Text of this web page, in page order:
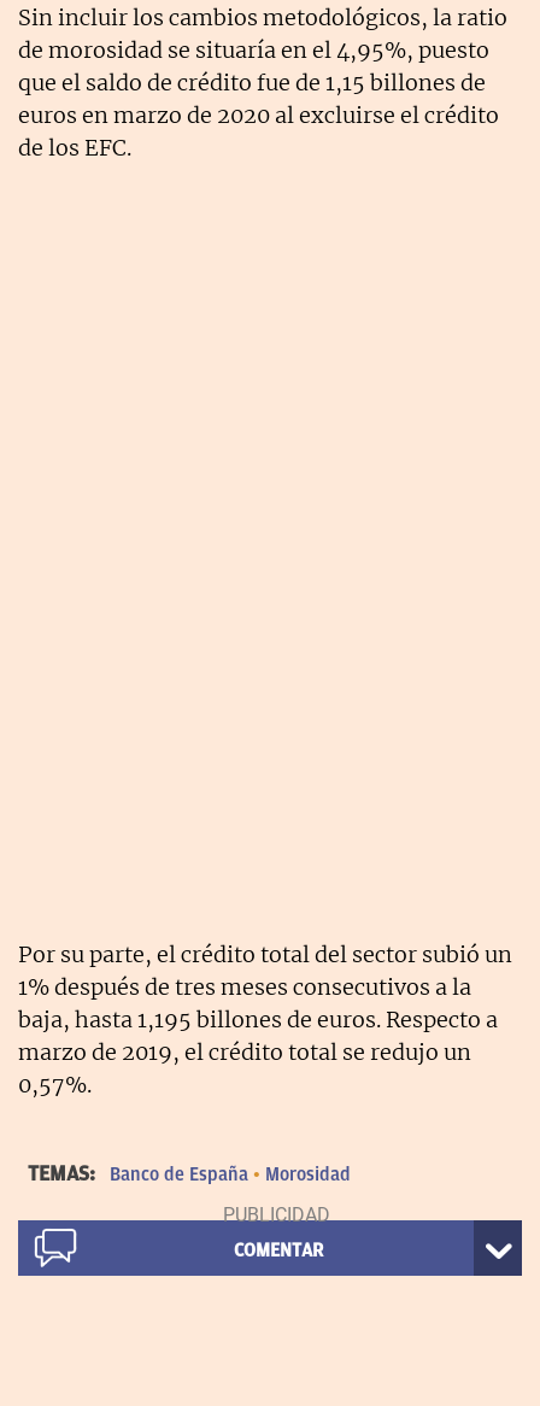
Sin incluir los cambios metodológicos, la ratio
de morosidad se situaría en el 4,95%, puesto
que el saldo de crédito fue de 1,15 billones de
euros en marzo de 2020 al excluirse el crédito
de los EFC.
Por su parte, el crédito total del sector subió un
1% después de tres meses consecutivos a la
baja, hasta 1,195 billones de euros. Respecto a
marzo de 2019, el crédito total se redujo un
0,57%.
TEMAS: Banco de España Morosidad
COMENTAR